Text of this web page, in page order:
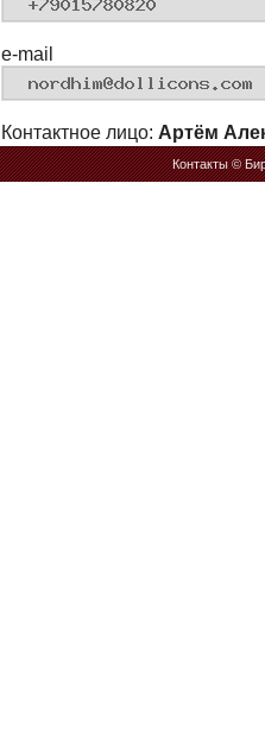
e-mail
Контактное лицо: Артём
Контакты©